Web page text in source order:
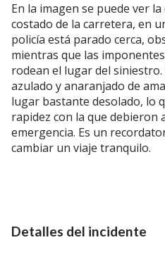
En la imagen se puede ver
costado de la carretera, en
policía está parado cerca,
mientras que las
rodean el lugar del
azulado y anaranjado de
lugar bastante desolado, lo
rapidez con la que debieron
emergencia. Es un
cambiar un viaje tranquilo.
Detalles del incidente